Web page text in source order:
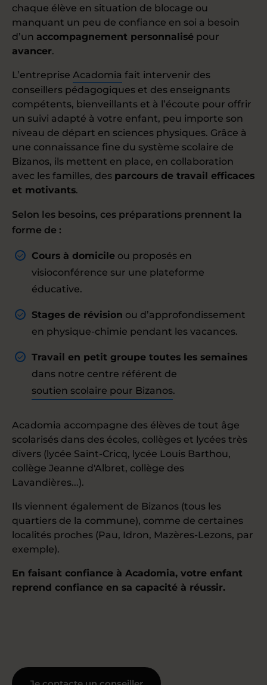
chaque élève en situation de blocage ou
manquant un peu de confiance en soi a besoin
d’un accompagnement personnalisé pour
avancer.
L’entreprise Acadomia fait intervenir des
conseillers pédagogiques et des enseignants
compétents, bienveillants et à l’écoute pour offrir
un suivi adapté à votre enfant, peu importe son
niveau de départ en sciences physiques. Grâce à
une connaissance fine du système scolaire de
Bizanos, ils mettent en place, en collaboration
avec les familles, des parcours de travail efficaces
et motivants.
Selon les besoins, ces préparations prennent la
forme de :
Cours à domicile ou proposés en
visioconférence sur une plateforme
éducative.
Stages de révision ou d’approfondissement
en physique-chimie pendant les vacances.
Travail en petit groupe toutes les semaines
dans notre centre référent de
soutien scolaire pour Bizanos.
Acadomia accompagne des élèves de tout âge
scolarisés dans des écoles, collèges et lycées très
divers (lycée Saint-Cricq, lycée Louis Barthou,
collège Jeanne d'Albret, collège des
Lavandières...).
Ils viennent également de Bizanos (tous les
quartiers de la commune), comme de certaines
localités proches (Pau, Idron, Mazères-Lezons, par
exemple).
En faisant confiance à Acadomia, votre enfant
reprend confiance en sa capacité à réussir.